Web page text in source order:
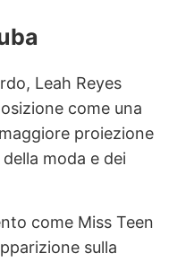
Leah Reyes
come una
proiezione
moda e dei
come Miss Teen
sulla